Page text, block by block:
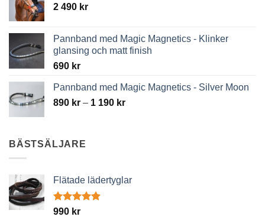
2 490 kr
Pannband med Magic Magnetics - Klinker
glansing och matt finish
690 kr
Pannband med Magic Magnetics - Silver Moon
890 kr – 1 190 krPrice
BÄSTSÄLJARE
Flätade lädertyglar
Betygsatt
990 kr